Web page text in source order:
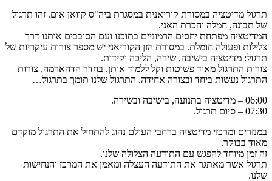
תרגול מדיטציה במסורת קוריאנית במסגרת ביה"ס קוואן אום. זהו תרגול
של תבונה, חמלה והכרת האני.
המדיטציה מפתחת יחסים הרמוניים בתוכנו ועם הסובבים אותנו דרך
צלילות ופעולה חומלת. במסורת הזן הקוריאני יש מספר צורות עיקריות של
תרגול: מדיטציה בישיבה, שירה, הליכה וקידות.
צורות התרגול מאוד פשוטות וקל ללמוד אותן. בחדר הדהארמה, צורות
התרגול נעשות ביחד ובצורה אחידה. התרגול שלנו תומך בתרגול…
06:00 – מדיטציה בתנועה, בישיבה ובשירה.
07:30 – סיום תרגול.
במנזרים ומרכזי מדיטציה ברחבי העולם נהוג להתחיל את התרגול מוקדם
מאוד בבוקר.
זה זמן מיוחד להפגש עם התודעה הצלולה שלנו.
תרגול אשר מאתגר את התודעה העצלה ומאמן את המרכז והנחישות
שלנו.